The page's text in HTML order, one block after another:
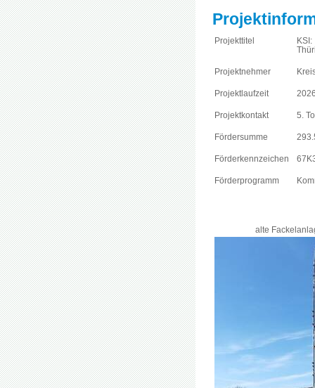
Projekttitel
Projektnehmer
Projektlaufzeit
Projektkontakt 5.
Fördersumme
Förderkennzeichen
Förderprogramm
alte